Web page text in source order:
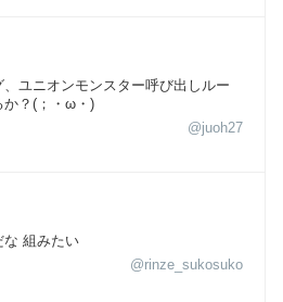
ユニオンモンスター呼び出しルー
か？(；・ω・)
@juoh27
な 組みたい
@rinze_sukosuko